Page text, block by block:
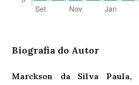
Biografia do Autor
Marckson da Silva Paula,